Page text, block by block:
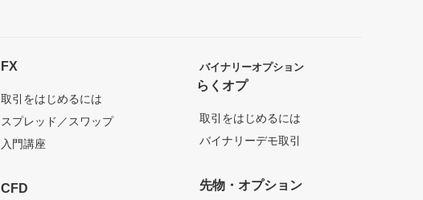
FX
取引をはじめるには
スプレッド／スワップ
入門講座
CFD
バイナリーオプション
らくオプ
取引をはじめるには
バイナリーデモ取引
先物・オプション